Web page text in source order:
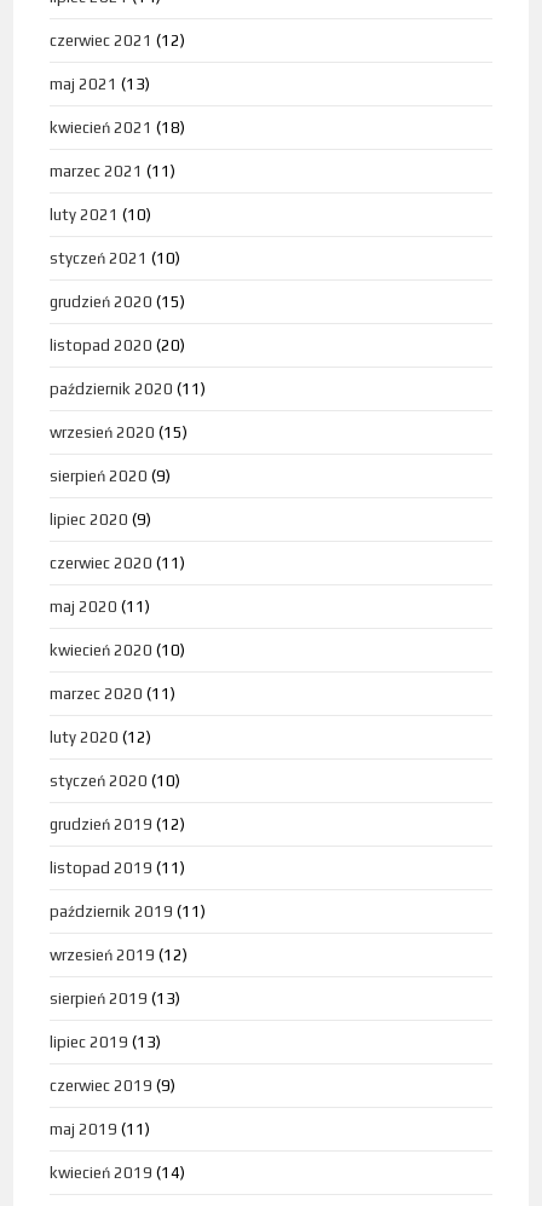
czerwiec 2021 (12)
maj 2021 (13)
kwiecień 2021 (18)
marzec 2021 (11)
luty 2021 (10)
styczeń 2021 (10)
grudzień 2020 (15)
listopad 2020 (20)
październik 2020 (11)
wrzesień 2020 (15)
sierpień 2020 (9)
lipiec 2020 (9)
czerwiec 2020 (11)
maj 2020 (11)
kwiecień 2020 (10)
marzec 2020 (11)
luty 2020 (12)
styczeń 2020 (10)
grudzień 2019 (12)
listopad 2019 (11)
październik 2019 (11)
wrzesień 2019 (12)
sierpień 2019 (13)
lipiec 2019 (13)
czerwiec 2019 (9)
maj 2019 (11)
kwiecień 2019 (14)